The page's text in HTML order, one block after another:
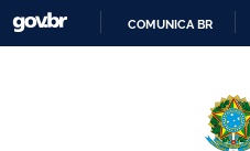
COMUNICA BR